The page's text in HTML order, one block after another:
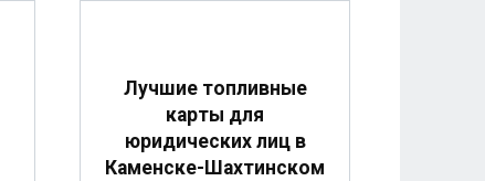
Лучшие топливные
карты для
юридических лиц в
Каменске-Шахтинском